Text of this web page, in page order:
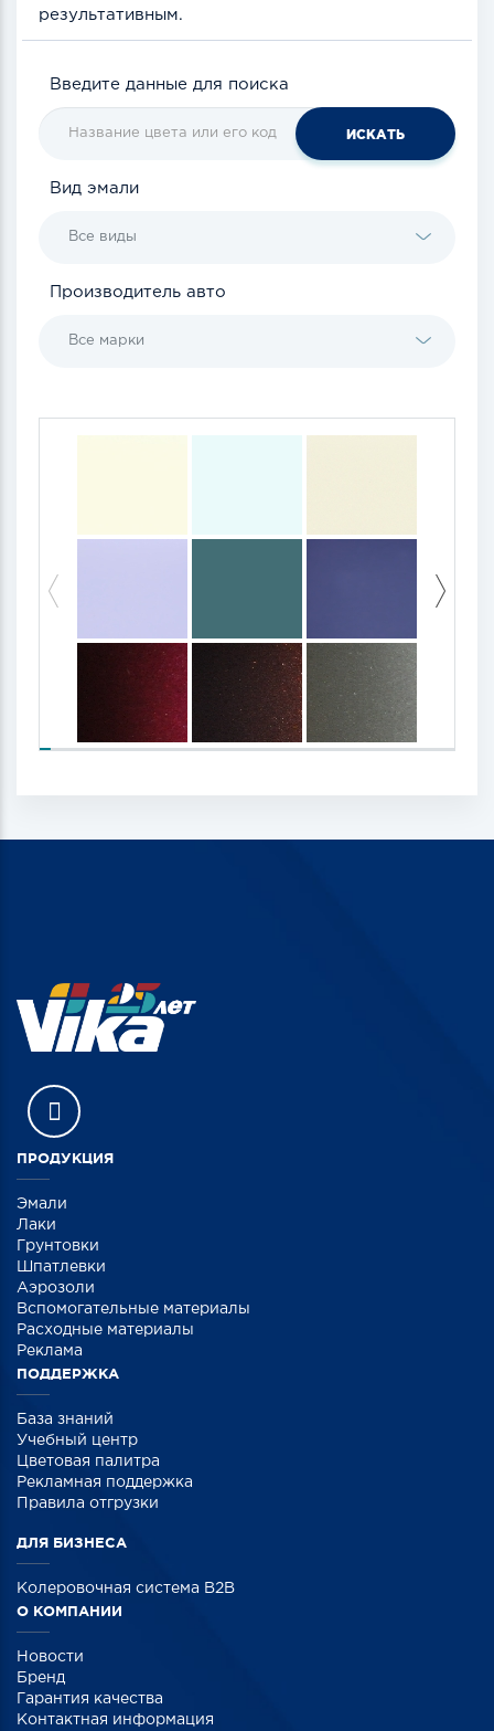
результативным.
Введите данные для поиска
ИСКАТЬ
Вид эмали
Все виды
Производитель авто
Все марки
ПРОДУКЦИЯ
Эмали
Лаки
Грунтовки
Шпатлевки
Аэрозоли
Вспомогательные материалы
Расходные материалы
Реклама
ПОДДЕРЖКА
База знаний
Учебный центр
Цветовая палитра
Рекламная поддержка
Правила отгрузки
ДЛЯ БИЗНЕСА
Колеровочная система B2B
О КОМПАНИИ
Новости
Бренд
Гарантия качества
Контактная информация